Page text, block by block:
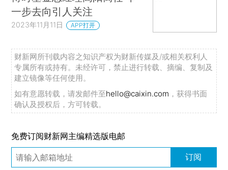
一步去向引人关注
2023年11月11日 APP打开
财新网所刊载内容之知识产权为财新传媒及/或相关权利人
专属所有或持有。未经许可，禁止进行转载、摘编、复制及
建立镜像等任何使用。
如有意愿转载，请发邮件至hello@caixin.com ，获得书面
确认及授权后，方可转载。
免费订阅财新网主编精选版电邮
订阅